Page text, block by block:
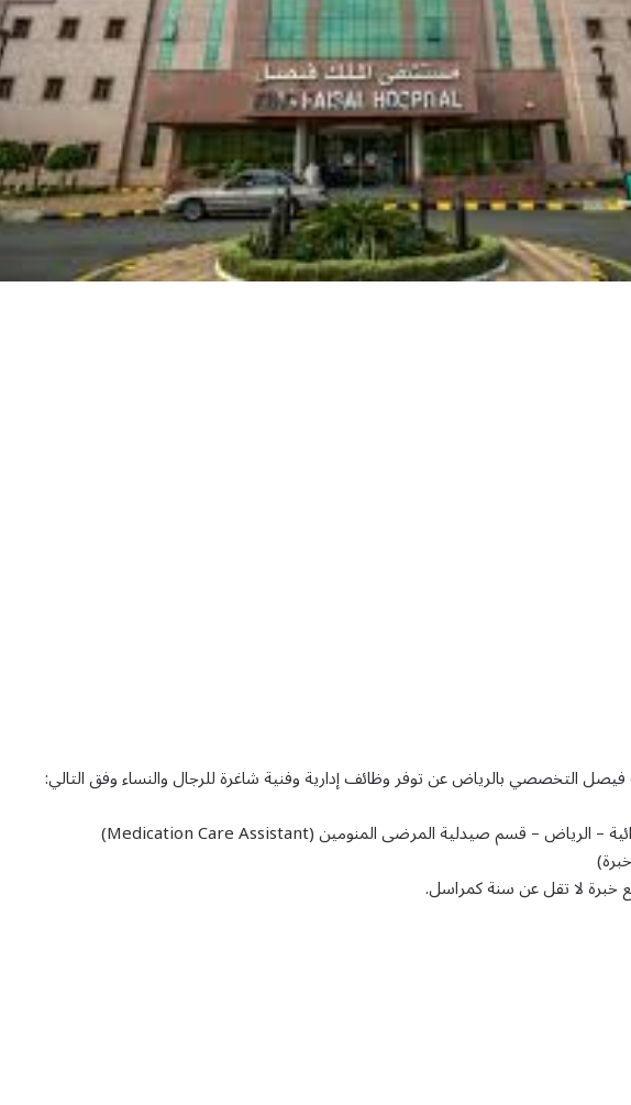
التخصصي بالرياض عن توفر وظائف إدارية وفنية شاغرة للرجال والنساء وفق التالي:
خبرة لا تقل عن سنة كمراسل.